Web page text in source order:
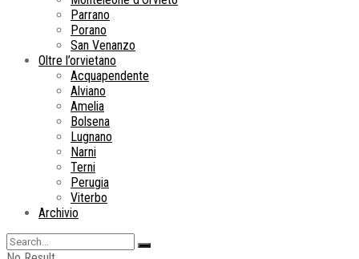
Parrano
Porano
San Venanzo
Oltre l’orvietano
Acquapendente
Alviano
Amelia
Bolsena
Lugnano
Narni
Terni
Perugia
Viterbo
Archivio